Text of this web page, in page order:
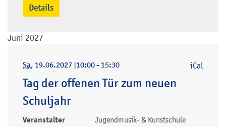
Details
Juni 2027
Sa, 19.06.2027 |10:00 - 15:30
Tag der offenen Tür zum neuen
Schuljahr
Veranstalter
Jugendmusik- & Kunstschule
iCal